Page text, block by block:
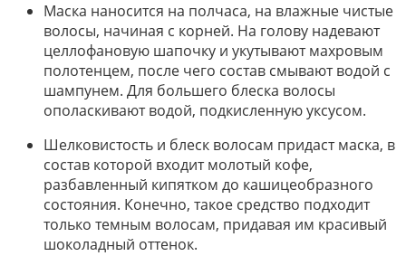
Маска наносится на полчаса, на влажные чистые
волосы, начиная с корней. На голову надевают
целлофановую шапочку и укутывают махровым
полотенцем, после чего состав смывают водой с
шампунем. Для большего блеска волосы
ополаскивают водой, подкисленную уксусом.
Шелковистость и блеск волосам придаст маска, в
состав которой входит молотый кофе,
разбавленный кипятком до кашицеобразного
состояния. Конечно, такое средство подходит
только темным волосам, придавая им красивый
шоколадный оттенок.